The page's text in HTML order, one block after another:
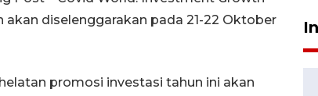
akan diselenggarakan pada 21-22 Oktober
promosi investasi tahun ini akan